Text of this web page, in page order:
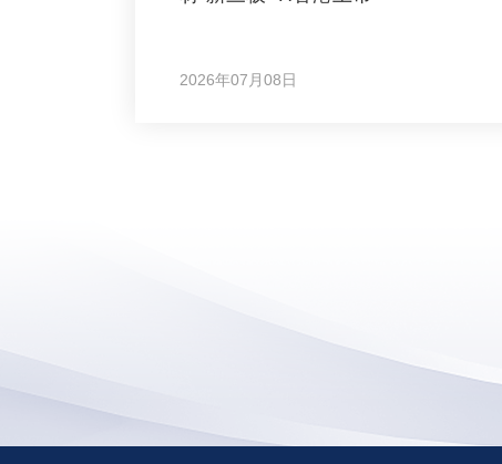
2026年07月08日